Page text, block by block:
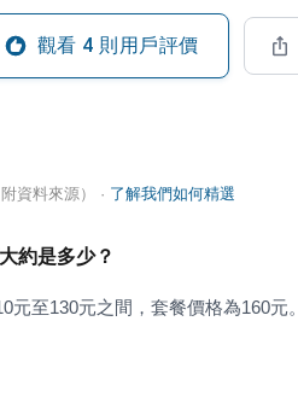
觀看 4 則用戶評價
資料來源） · 了解我們如何精選
約是多少？
至130元之間，套餐價格為160元。